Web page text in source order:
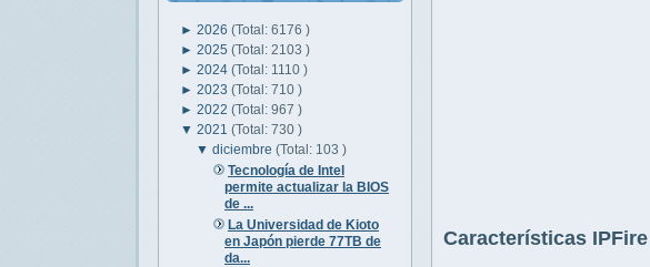
► 2026 (Total: 6176 )
► 2025 (Total: 2103 )
► 2024 (Total: 1110 )
► 2023 (Total: 710 )
► 2022 (Total: 967 )
▼ 2021 (Total: 730 )
▼diciembre(Total: 103 )
Tecnología de Intel
permite actualizar la BIOS
de ...
La Universidad de Kioto
en Japón pierde 77TB de
da...
Características IPFire